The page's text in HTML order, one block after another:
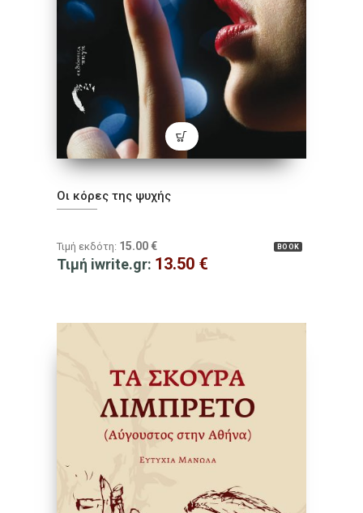
Οι κόρες της ψυχής
BOOK
Τιμή εκδότη: 15.00 €
Τιμή iwrite.gr: 13.50 €